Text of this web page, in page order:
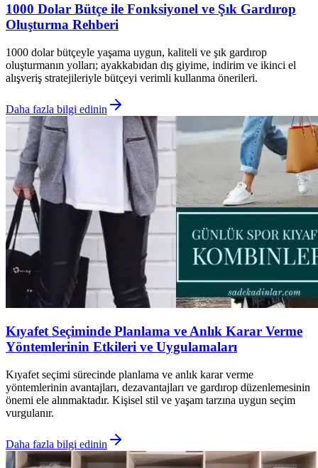
1000 Dolar Bütçe ile Fonksiyonel ve Şık Gardırop
Oluşturma Rehberi
1000 dolar bütçeyle yaşama uygun, kaliteli ve şık gardırop
oluşturmanın yolları; ayakkabıdan dış giyime, indirim ve ikinci el
alışveriş stratejileriyle bütçeyi verimli kullanma önerileri.
Daha fazla bilgi edinin
Kıyafet Seçiminde Planlama ve Anlık Karar Verme
Yöntemlerinin Etkileri ve Uygulamaları
Kıyafet seçimi sürecinde planlama ve anlık karar verme
yöntemlerinin avantajları, dezavantajları ve gardırop düzenlemesinin
önemi ele alınmaktadır. Kişisel stil ve yaşam tarzına uygun seçim
vurgulanır.
Daha fazla bilgi edinin